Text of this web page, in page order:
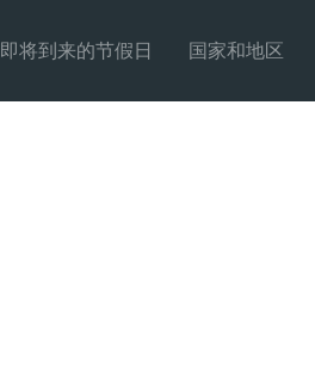
即将到来的节假日 国家和地区